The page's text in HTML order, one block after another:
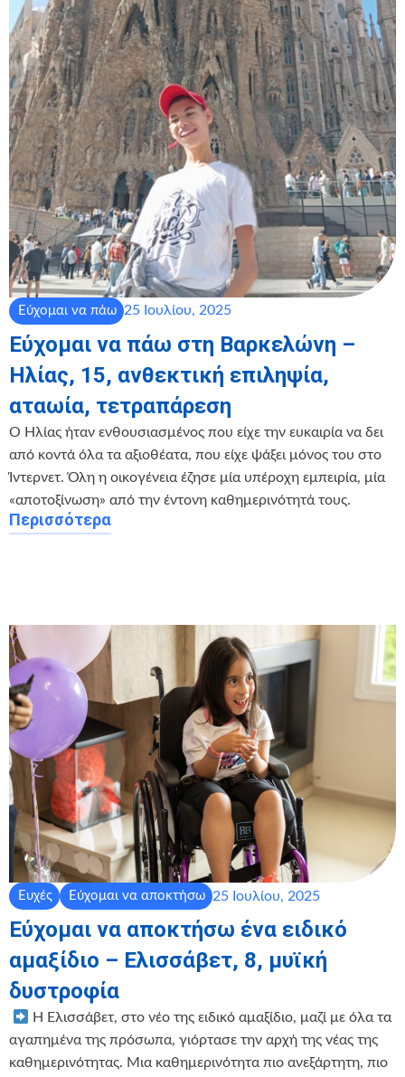
Εύχομαι να πάω 25 Ιουλίου, 2025
Εύχομαι να πάω στη Βαρκελώνη –
Ηλίας, 15, ανθεκτική επιληψία,
αταωία, τετραπάρεση
Ο Ηλίας ήταν ενθουσιασμένος που είχε την ευκαιρία να δει
από κοντά όλα τα αξιοθέατα, που είχε ψάξει μόνος του στο
Ίντερνετ. Όλη η οικογένεια έζησε μία υπέροχη εμπειρία, μία
«αποτοξίνωση» από την έντονη καθημερινότητά τους.
Περισσότερα
Ευχές Εύχομαι να αποκτήσω 25 Ιουλίου, 2025
Εύχομαι να αποκτήσω ένα ειδικό
αμαξίδιο – Ελισσάβετ, 8, μυϊκή
δυστροφία
Η Ελισσάβετ, στο νέο της ειδικό αμαξίδιο, μαζί με όλα τα
αγαπημένα της πρόσωπα, γιόρτασε την αρχή της νέας της
καθημερινότητας. Μια καθημερινότητα πιο ανεξάρτητη, πιο